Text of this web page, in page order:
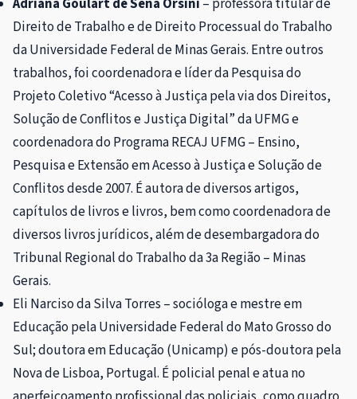
Direito de Trabalho e de Direito Processual do Trabalho
da Universidade Federal de Minas Gerais. Entre outros
trabalhos, foi coordenadora e líder da Pesquisa do
Projeto Coletivo “Acesso à Justiça pela via dos Direitos,
Solução de Conflitos e Justiça Digital” da UFMG e
coordenadora do Programa RECAJ UFMG – Ensino,
Pesquisa e Extensão em Acesso à Justiça e Solução de
Conflitos desde 2007. É autora de diversos artigos,
capítulos de livros e livros, bem como coordenadora de
diversos livros jurídicos, além de desembargadora do
Tribunal Regional do Trabalho da 3a Região – Minas
Gerais.
Eli Narciso da Silva Torres – socióloga e mestre em
Educação pela Universidade Federal do Mato Grosso do
Sul; doutora em Educação (Unicamp) e pós-doutora pela
Nova de Lisboa, Portugal. É policial penal e atua no